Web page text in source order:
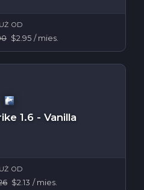
OD
$2.95 / mies.
1.6 - Vanilla
OD
$2.13 / mies.